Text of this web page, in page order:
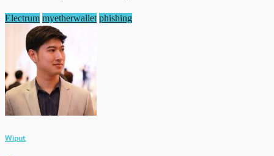
Electrum myetherwallet phishing
Wiput